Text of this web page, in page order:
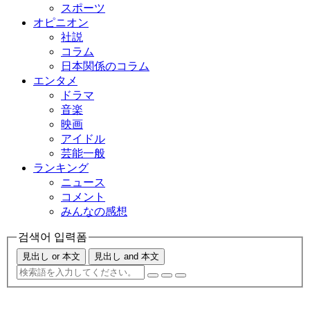
スポーツ
オピニオン
社説
コラム
日本関係のコラム
エンタメ
ドラマ
音楽
映画
アイドル
芸能一般
ランキング
ニュース
コメント
みんなの感想
검색어 입력폼
見出し or 本文 見出し and 本文